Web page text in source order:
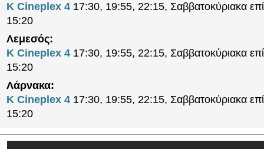
K Cineplex 4 17:30, 19:55, 22:15, Σαββατοκύριακα
15:20
Λεμεσός:
K Cineplex 4 17:30, 19:55, 22:15, Σαββατοκύριακα
15:20
Λάρνακα:
K Cineplex 4 17:30, 19:55, 22:15, Σαββατοκύριακα
15:20